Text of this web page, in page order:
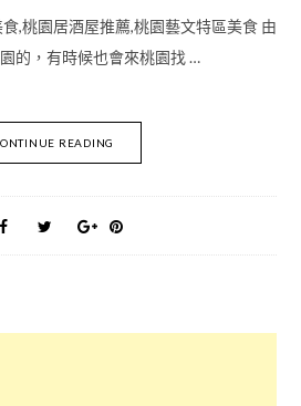
,桃園居酒屋推薦,桃園藝文特區美食 由
的，有時候也會來桃園找 …
READING